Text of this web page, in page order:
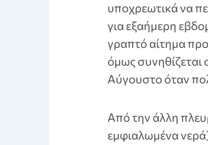
υποχρεωτικά να
για εξαήμερη
γραπτό αίτημα
όμως συνηθίζεται
Αύγουστο όταν
Aπό την άλλη
εμφιαλωμένα